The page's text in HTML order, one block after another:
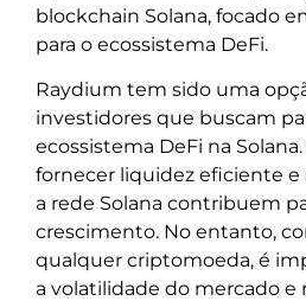
blockchain Solana, focado
para o ecossistema DeFi.
Raydium tem sido uma
investidores que buscam
ecossistema DeFi na
fornecer liquidez eficiente e
a rede Solana contribuem
crescimento. No entanto,
qualquer criptomoeda, é
a volatilidade do mercado e